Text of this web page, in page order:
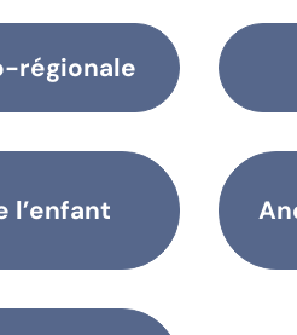
régionale
l’enfant